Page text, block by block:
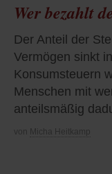
Wer bezahlt
Der Anteil der
Vermögen sinkt
Konsumsteuern
Menschen mit
anteilsmäßig
von Micha Heitkamp